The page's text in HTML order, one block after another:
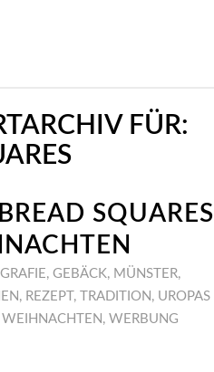
FÜR:
SQUARES
, GEBÄCK, MÜNSTER,
, REZEPT , TRADITION , UROPAS
WEIHNACHTEN , WERBUNG